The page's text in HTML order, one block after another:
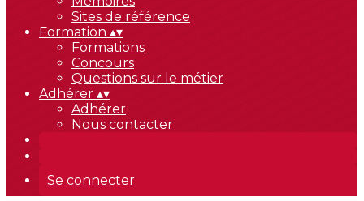
Sites de référence
Formation ▴▾
Formations
Concours
Questions sur le métier
Adhérer ▴▾
Adhérer
Nous contacter
Se connecter